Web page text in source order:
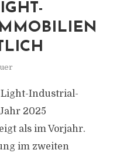
Industrial-
2025
als im Vorjahr.
im zweiten